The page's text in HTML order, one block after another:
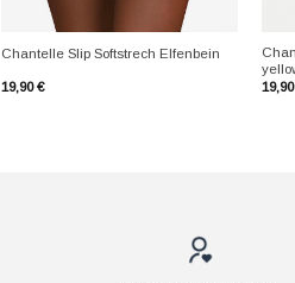
Chantelle Slip Softstrech Elfenbein
19,90€
19,90